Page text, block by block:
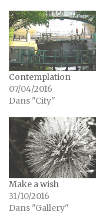
Contemplation
07/04/2016
Dans "City"
Make a wish
31/10/2016
Dans "Gallery"